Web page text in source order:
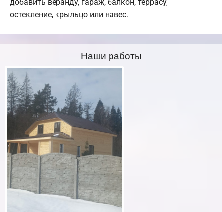
добавить веранду, гараж, балкон, террасу,
остекление, крыльцо или навес.
Наши работы